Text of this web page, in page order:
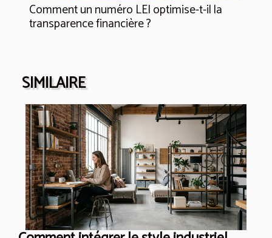
Comment un numéro LEI optimise-t-il la
transparence financière ?
SIMILAIRE